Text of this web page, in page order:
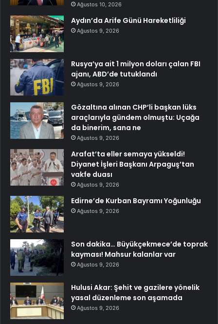
Ağustos 10, 2026
Aydın’da Arife Günü Hareketliliği
Ağustos 9, 2026
Rusya’ya ait 1 milyon doları çalan FBI
ajanı, ABD’de tutuklandı
Ağustos 9, 2026
Gözaltına alınan CHP’li başkan lüks
araçlarıyla gündem olmuştu: Uçağa
da binerim, sana ne
Ağustos 9, 2026
Arafat’ta eller semaya yükseldi!
Diyanet İşleri Başkanı Arpaguş’tan
vakfe duası
Ağustos 9, 2026
Edirne’de Kurban Bayramı Yoğunluğu
Ağustos 9, 2026
Son dakika… Büyükçekmece’de toprak
kayması! Mahsur kalanlar var
Ağustos 9, 2026
Hulusi Akar: Şehit ve gazilere yönelik
yasal düzenleme son aşamada
Ağustos 9, 2026